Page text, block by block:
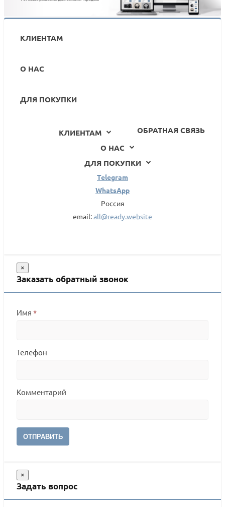
КЛИЕНТАМ
О НАС
ДЛЯ ПОКУПКИ
ОБРАТНАЯ СВЯЗЬ
КЛИЕНТАМ
О НАС
ДЛЯ ПОКУПКИ
Telegram
WhatsApp
Россия
email:all@ready.website
×
Заказать обратный звонок
Имя *
Телефон
Комментарий
ОТПРАВИТЬ
×
Задать вопрос